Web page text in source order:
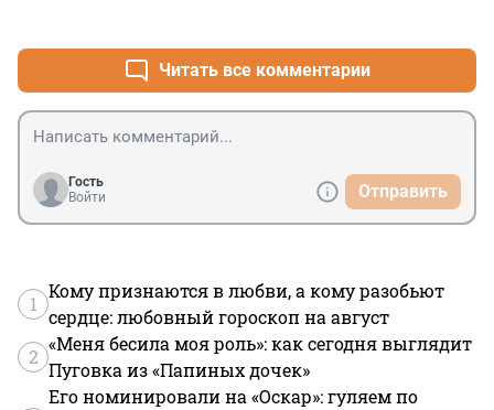
Читать все комментарии
Гость
Войти
Отправить
1
Кому признаются в любви, а кому разобьют
сердце: любовный гороскоп на август
2
«Меня бесила моя роль»: как сегодня выглядит
Пуговка из «Папиных дочек»
Его номинировали на «Оскар»: гуляем по